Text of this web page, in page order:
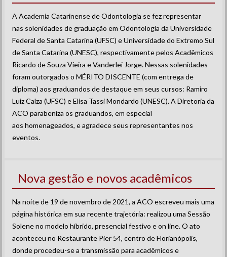
A Academia Catarinense de Odontologia se fez representar
nas solenidades de graduação em Odontologia da Universidade
Federal de Santa Catarina (UFSC) e Universidade do Extremo Sul
de Santa Catarina (UNESC), respectivamente pelos Acadêmicos
Ricardo de Souza Vieira e Vanderlei Jorge. Nessas solenidades
foram outorgados o MÉRITO DISCENTE (com entrega de
diploma) aos graduandos de destaque em seus cursos: Ramiro
Luiz Calza (UFSC) e Elisa Tassi Mondardo (UNESC). A Diretoria da
ACO parabeniza os graduandos, em especial
aos homenageados, e agradece seus representantes nos
eventos.
Nova gestão e novos acadêmicos
Na noite de 19 de novembro de 2021, a ACO escreveu mais uma
página histórica em sua recente trajetória: realizou uma Sessão
Solene no modelo híbrido, presencial festivo e on line. O ato
aconteceu no Restaurante Pier 54, centro de Florianópolis,
donde procedeu-se a transmissão para acadêmicos e